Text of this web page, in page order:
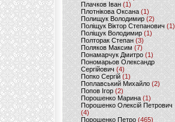
Плачков Іван(1)
Плотнікова Оксана (1)
Полищук Володимир(2)
Поліщук Віктор Степанович(1)
Поліщук Володимир (1)
Полторак Степан(3)
Поляков Максим (7)
Понамарчук Дмитро (1)
Пономарьов Олександр
Сергійович(4)
Попко Сергій (1)
Поплавський Михайло (2)
Попов Ігор(2)
Порошенко Марина (1)
Порошенко Олексій Петрович
(4)
Порошенко Петро (465)